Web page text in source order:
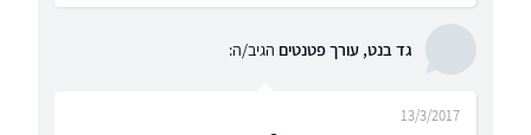
גד בנט, עורך פטנטים הגיב/ה:
13/3/2017